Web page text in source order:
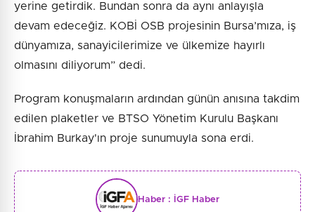
yerine getirdik. Bundan sonra da aynı anlayışla
devam edeceğiz. KOBİ OSB projesinin Bursa’mıza, iş
dünyamıza, sanayicilerimize ve ülkemize hayırlı
olmasını diliyorum” dedi.
Program konuşmaların ardından günün anısına takdim
edilen plaketler ve BTSO Yönetim Kurulu Başkanı
İbrahim Burkay'ın proje sunumuyla sona erdi.
Haber : İGF Haber